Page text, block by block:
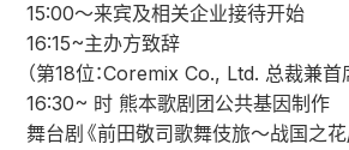
15:00～来宾及相关企业接待开始
16:15~主办方致辞
（第18位：Coremix Co., Ltd. 总裁兼首
16:30~ 时 熊本歌剧团公共基因制作
舞台剧《前田敬司歌舞伎旅～战国之